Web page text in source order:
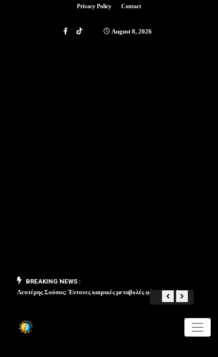
Privacy Policy Contact
August 8, 2026
BREAKING NEWS :
Λευτέρης Σούσος: Έντονες καιρικές μεταβολές φέρνει ο Μάιος